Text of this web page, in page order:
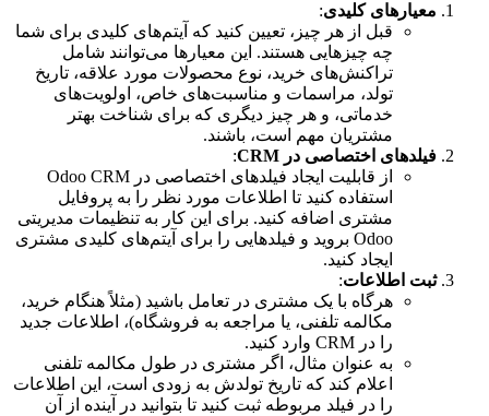
معیارهای کلیدی:
قبل از هر چیز، تعیین کنید که آیتم‌های کلیدی برای شما
چه چیزهایی هستند. این معیارها می‌توانند شامل
تراکنش‌های خرید، نوع محصولات مورد علاقه، تاریخ
تولد، مراسمات و مناسبت‌های خاص، اولویت‌های
خدماتی، و هر چیز دیگری که برای شناخت بهتر
مشتریان مهم است، باشند.
فیلدهای اختصاصی در CRM
:
از قابلیت ایجاد فیلدهای اختصاصی در Odoo CRM
استفاده کنید تا اطلاعات مورد نظر را به پروفایل
مشتری اضافه کنید. برای این کار به تنظیمات مدیریتی
Odoo بروید و فیلدهایی را برای آیتم‌های کلیدی مشتری
ایجاد کنید.
ثبت اطلاعات:
هرگاه با یک مشتری در تعامل باشید (مثلاً هنگام خرید،
مکالمه تلفنی، یا مراجعه به فروشگاه)، اطلاعات جدید
را در CRM وارد کنید.
به عنوان مثال، اگر مشتری در طول مکالمه تلفنی
اعلام کند که تاریخ تولدش به زودی است، این اطلاعات
را در فیلد مربوطه ثبت کنید تا بتوانید در آینده از آن